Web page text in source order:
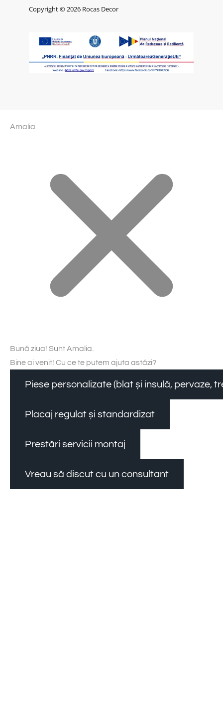
Copyright © 2026 Rocas Decor
Amalia
Bună ziua! Sunt Amalia.
Bine ai venit! Cu ce te putem ajuta astăzi?
Piese personalizate (blat și insulă, pervaze,
Placaj regulat și standardizat
Prestări servicii montaj
Vreau să discut cu un consultant